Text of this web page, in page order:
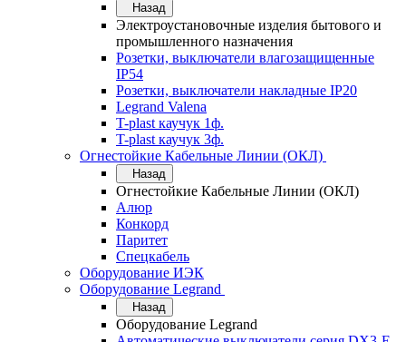
Назад
Электроустановочные изделия бытового и
промышленного назначения
Розетки, выключатели влагозащищенные
IP54
Розетки, выключатели накладные IP20
Legrand Valena
T-plast каучук 1ф.
T-plast каучук 3ф.
Огнестойкие Кабельные Линии (ОКЛ)
Назад
Огнестойкие Кабельные Линии (ОКЛ)
Алюр
Конкорд
Паритет
Спецкабель
Оборудование ИЭК
Оборудование Legrand
Назад
Оборудование Legrand